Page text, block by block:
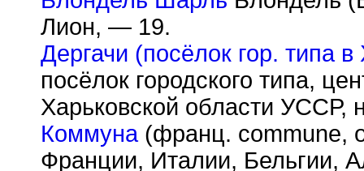
Лион, — 19.
Дергачи (посёлок гор. типа
посёлок городского типа,
Харьковской области УССР,
Коммуна(франц. commune,
Франции, Италии, Бельгии,